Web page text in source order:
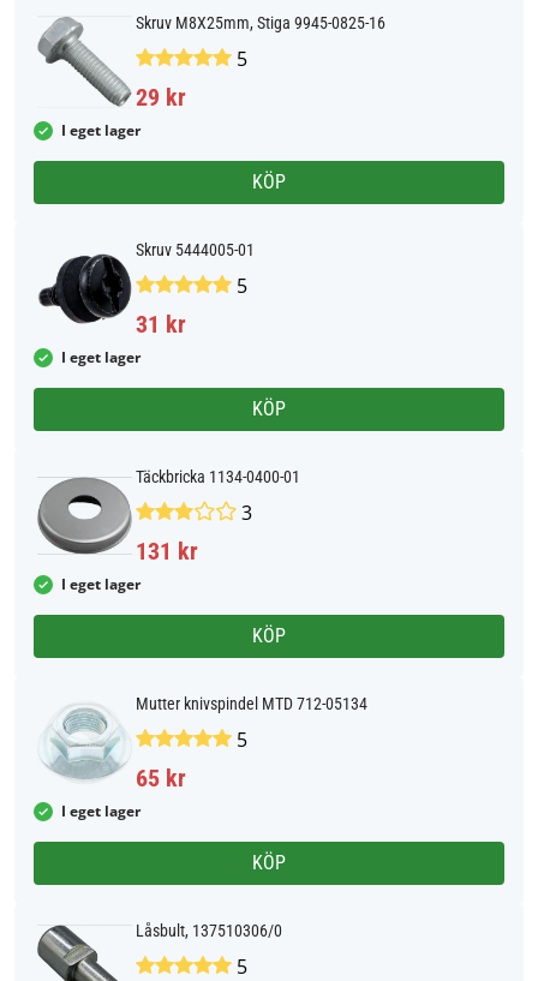
Skruv M8X25mm, Stiga 9945-0825-16
5
29 kr
I eget lager
KÖP
Skruv 5444005-01
5
31 kr
I eget lager
KÖP
Täckbricka 1134-0400-01
3
131 kr
I eget lager
KÖP
Mutter knivspindel MTD 712-05134
5
65 kr
I eget lager
KÖP
Låsbult, 137510306/0
5